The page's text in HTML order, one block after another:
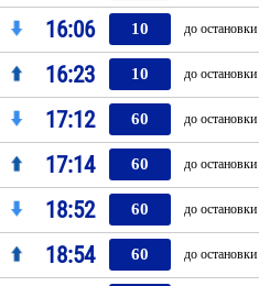
16:06 10 до остановки
16:23 10 до остановки
17:12 60 до остановки
17:14 60 до остановки
18:52 60 до остановки
18:54 60 до остановки